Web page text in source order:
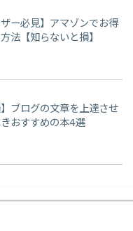
ザー必見】アマゾンでお得
法【知らないと損】
】ブログの文章を上達させ
おすすめの本4選